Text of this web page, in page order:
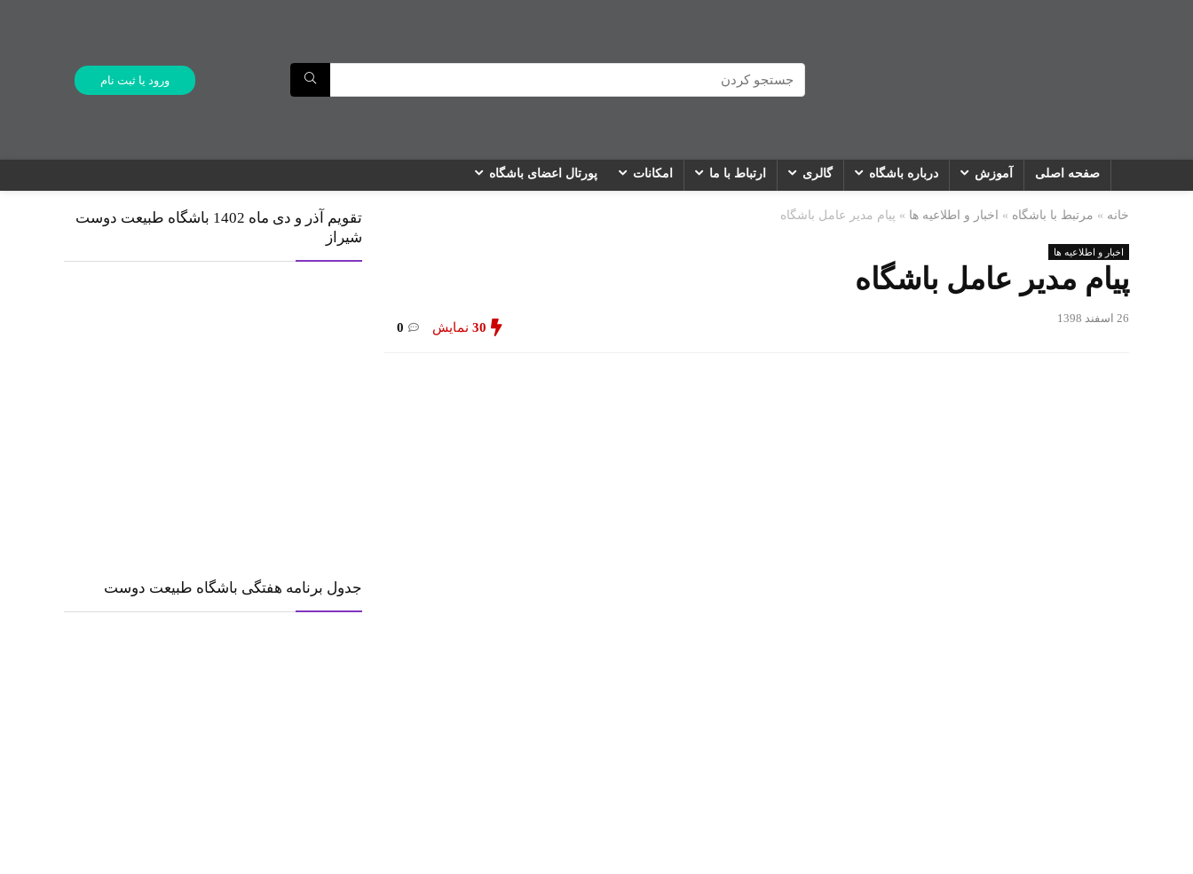
ورود یا ثبت نام
صفحه اصلی آموزش درباره باشگاه گالری ارتباط با ما امکانات پورتال اعضای باشگاه
خانه » مرتبط با باشگاه » اخبار و اطلاعیه ها » پيام مدير عامل باشگاه
اخبار و اطلاعیه ها
پيام مدير عامل باشگاه
26 اسفند 1398
30 نمایش 0
تقویم آذر و دی ماه 1402 باشگاه طبیعت دوست
شیراز
جدول برنامه هفتگی باشگاه طبیعت دوست